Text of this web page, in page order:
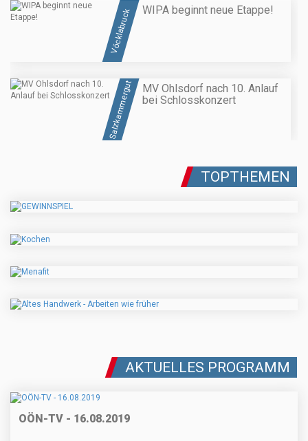
Vöcklabruck WIPA beginnt neue Etappe!
Salzkammergut
MV Ohlsdorf nach 10. Anlauf
bei Schlosskonzert
TOPTHEMEN
AKTUELLES PROGRAMM
OÖN-TV - 16.08.2019